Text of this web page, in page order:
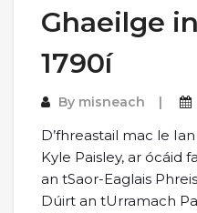
Ghaeilge
1790í
By misneach
D’fhreastail mac le
Kyle Paisley, ar ócáid
an tSaor-Eaglais
Dúirt an tUrramach